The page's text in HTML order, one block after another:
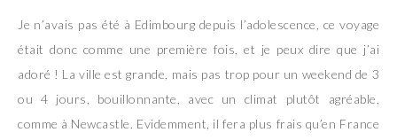
Je n’avais pas été à Edimbourg depuis l’adolescence, ce voyage
était donc comme une première fois, et je peux dire que j’ai
adoré ! La ville est grande, mais pas trop pour un weekend de 3
ou 4 jours, bouillonnante, avec un climat plutôt agréable,
comme à Newcastle. Evidemment, il fera plus frais qu’en France